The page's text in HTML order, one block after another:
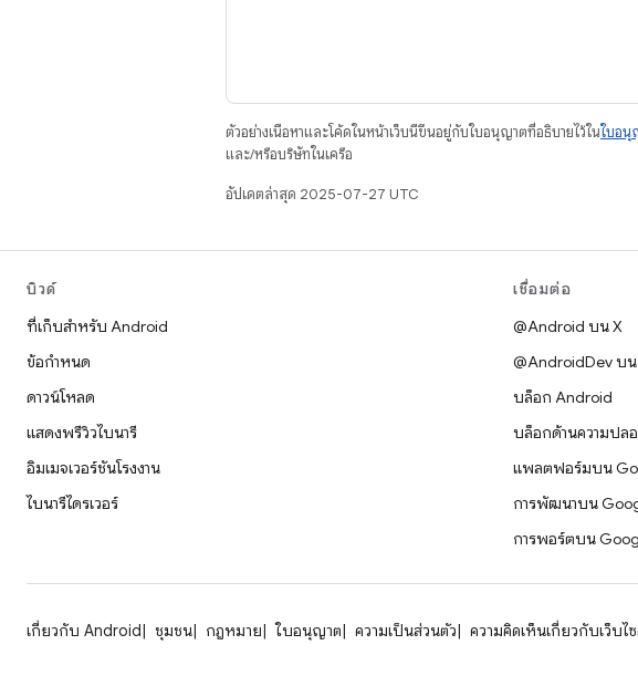
ตัวอย่างเนื้อหาและโค้ดในหน้าเว็บนี้ขึ้นอยู่กับใบอนุญาตที่อธิบายไว้ในใบอนุ
และ/หรือบริษัทในเครือ
อัปเดตล่าสุด 2025-07-27 UTC
บิวด์
ที่เก็บสำหรับ Android
ข้อกำหนด
ดาวน์โหลด
แสดงพรีวิวไบนารี
อิมเมจเวอร์ชันโรงงาน
ไบนารีไดรเวอร์
เชื่อมต่อ
@Android บน X
@AndroidDev บ
บล็อก Android
บล็อกด้านความปล
แพลตฟอร์มบน
การพัฒนาบน
การพอร์ตบน
เกี่ยวกับ Android ชุมชน กฎหมาย ใบอนุญาต ความเป็นส่วนตัว ความคิดเห็นเกี่ยวกับเว็บไ